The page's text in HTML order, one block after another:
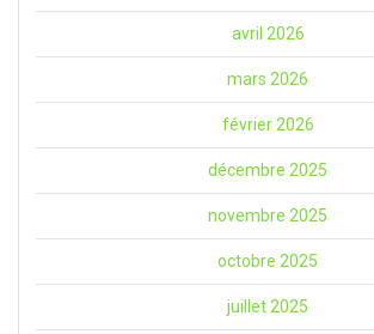
avril 2026
mars 2026
février 2026
décembre 2025
novembre 2025
octobre 2025
juillet 2025